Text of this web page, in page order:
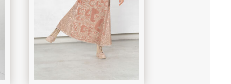
Mustern und einem zarten,
strickähnlichen Saum sorgt für
Tiefe und Raffinesse. Ideal, um
einen individuellen Stil zu
unterstreichen – besonders in